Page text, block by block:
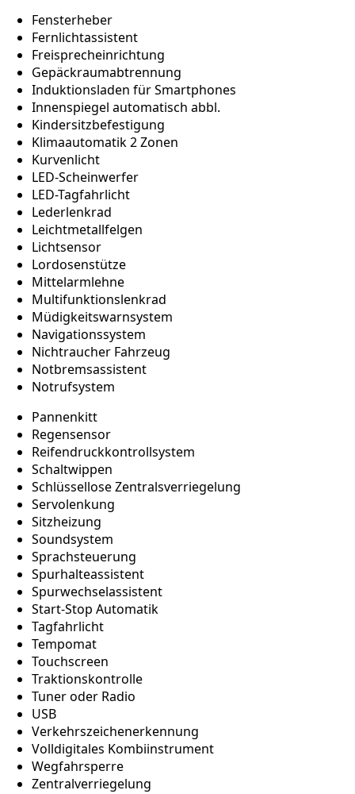
Fensterheber
Fernlichtassistent
Freisprecheinrichtung
Gepäckraumabtrennung
Induktionsladen für Smartphones
Innenspiegel automatisch abbl.
Kindersitzbefestigung
Klimaautomatik 2 Zonen
Kurvenlicht
LED-Scheinwerfer
LED-Tagfahrlicht
Lederlenkrad
Leichtmetallfelgen
Lichtsensor
Lordosenstütze
Mittelarmlehne
Multifunktionslenkrad
Müdigkeitswarnsystem
Navigationssystem
Nichtraucher Fahrzeug
Notbremsassistent
Notrufsystem
Pannenkitt
Regensensor
Reifendruckkontrollsystem
Schaltwippen
Schlüssellose Zentralsverriegelung
Servolenkung
Sitzheizung
Soundsystem
Sprachsteuerung
Spurhalteassistent
Spurwechselassistent
Start-Stop Automatik
Tagfahrlicht
Tempomat
Touchscreen
Traktionskontrolle
Tuner oder Radio
USB
Verkehrszeichenerkennung
Volldigitales Kombiinstrument
Wegfahrsperre
Zentralverriegelung